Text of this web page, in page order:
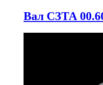
Вал СЗТА